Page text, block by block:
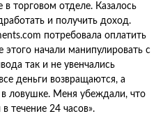
торговом отделе. Казалось
и получить доход.
потребовала оплатить
этого начали манипулировать с
так и не увенчались
деньги возвращаются, а
ловушке. Меня убеждали, что
течение 24 часов».